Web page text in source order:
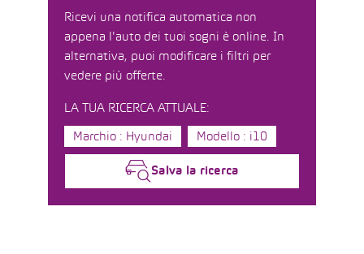
Ricevi una notifica automatica non
appena l'auto dei tuoi sogni è online. In
alternativa, puoi modificare i filtri per
vedere più offerte.
LA TUA RICERCA ATTUALE:
Marchio : Hyundai Modello : i10
Salva la ricerca